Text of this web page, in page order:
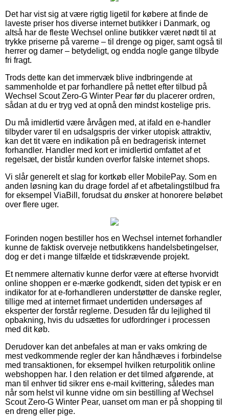
Det har vist sig at være rigtig ligetil for købere at finde de
laveste priser hos diverse internet butikker i Danmark, og
altså har de fleste Wechsel online butikker været nødt til at
trykke priserne på varerne – til drenge og piger, samt også til
herrer og damer – betydeligt, og endda nogle gange tilbyde
fri fragt.
Trods dette kan det immervæk blive indbringende at
sammenholde et par forhandlere på nettet efter tilbud på
Wechsel Scout Zero-G Winter Pear før du placerer ordren,
sådan at du er tryg ved at opnå den mindst kostelige pris.
Du må imidlertid være årvågen med, at ifald en e-handler
tilbyder varer til en udsalgspris der virker utopisk attraktiv,
kan det tit være en indikation på en bedragerisk internet
forhandler. Handler med kort er imidlertid omfattet af et
regelsæt, der bistår kunden overfor falske internet shops.
Vi slår generelt et slag for kortkøb eller MobilePay. Som en
anden løsning kan du drage fordel af et afbetalingstilbud fra
for eksempel ViaBill, forudsat du ønsker at honorere beløbet
over flere uger.
Forinden nogen bestiller hos en Wechsel internet forhandler
kunne de faktisk overveje netbutikkens handelsbetingelser,
dog er det i mange tilfælde et tidskrævende projekt.
Et nemmere alternativ kunne derfor være at efterse hvorvidt
online shoppen er e-mærke godkendt, siden det typisk er en
indikator for at e-forhandleren understøtter de danske regler,
tillige med at internet firmaet undertiden undersøges af
eksperter der forstår reglerne. Desuden får du lejlighed til
opbakning, hvis du udsættes for udfordringer i processen
med dit køb.
Derudover kan det anbefales at man er vaks omkring de
mest vedkommende regler der kan håndhæves i forbindelse
med transaktionen, for eksempel hvilken returpolitik online
webshoppen har. I den relation er det tilmed afgørende, at
man til enhver tid sikrer ens e-mail kvittering, således man
når som helst vil kunne vidne om sin bestilling af Wechsel
Scout Zero-G Winter Pear, uanset om man er på shopping til
en dreng eller pige.